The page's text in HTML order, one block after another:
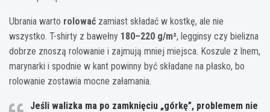
Ubrania warto rolować zamiast składać w kostkę, ale nie
wszystko. T-shirty z bawełny 180–220 g/m², legginsy czy bielizna
dobrze znoszą rolowanie i zajmują mniej miejsca. Koszule z lnem,
marynarki i spodnie w kant powinny być składane na płasko, bo
rolowanie zostawia mocne załamania.
Jeśli walizka ma po zamknięciu „górkę”, problemem nie